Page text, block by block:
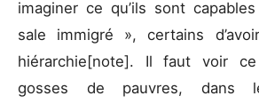
imaginer ce qu’ils sont
sale immigré », certains
hiérarchie[note]. Il faut voir
gosses de pauvres, dans